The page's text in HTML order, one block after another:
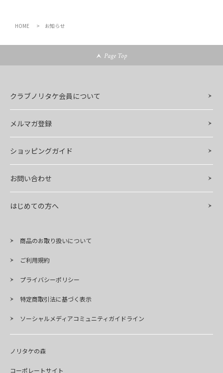
HOME お知らせ
Page Top
クラブノリタケ会員について
メルマガ登録
ショッピングガイド
お問い合わせ
はじめての方へ
商品のお取り扱いについて
ご利用規約
プライバシーポリシー
特定商取引法に基づく表示
ソーシャルメディアコミュニティガイドライン
ノリタケの森
コーポレートサイト